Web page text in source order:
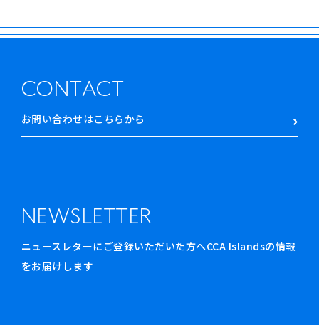
CONTACT
お問い合わせはこちらから
NEWSLETTER
ニュースレターにご登録いただいた方へCCA Islandsの情報
をお届けします